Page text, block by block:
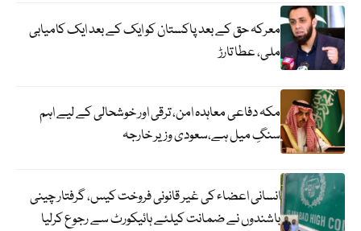
معرکہ حق کے بعد پاکستان کو ایک کے بعد ایک کامیابی
ملی، عطا تارڑ
مکہ دفاعی معاہدہ امن، ترقی اور خوشحالی کے لیے اہم
سنگِ میل ہے،سعودی وزیر خارجہ
انسانی اعضاء کی غیر قانونی فروخت کیس، گرفتار چینی
باشندوں نے ضمانت کیلئے ہائیکورٹ سے رجوع کرلیا